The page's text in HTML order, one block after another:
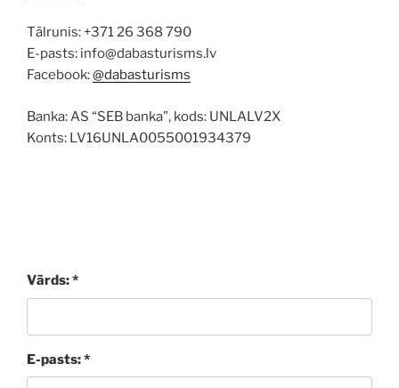
Tālrunis: +371 26 368 790
E-pasts: info@dabasturisms.lv
Facebook:@dabasturisms
Banka: AS “SEB banka”, kods: UNLALV2X
Konts: LV16UNLA0055001934379
Vārds: *
E-pasts: *